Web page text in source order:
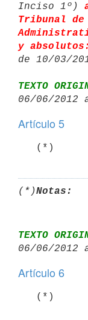
Inciso 1º)
Tribunal de
y absolutos:
TEXTO
06/06/
Artículo 5
(*)Notas:
TEXTO
06/06/
Artículo 6